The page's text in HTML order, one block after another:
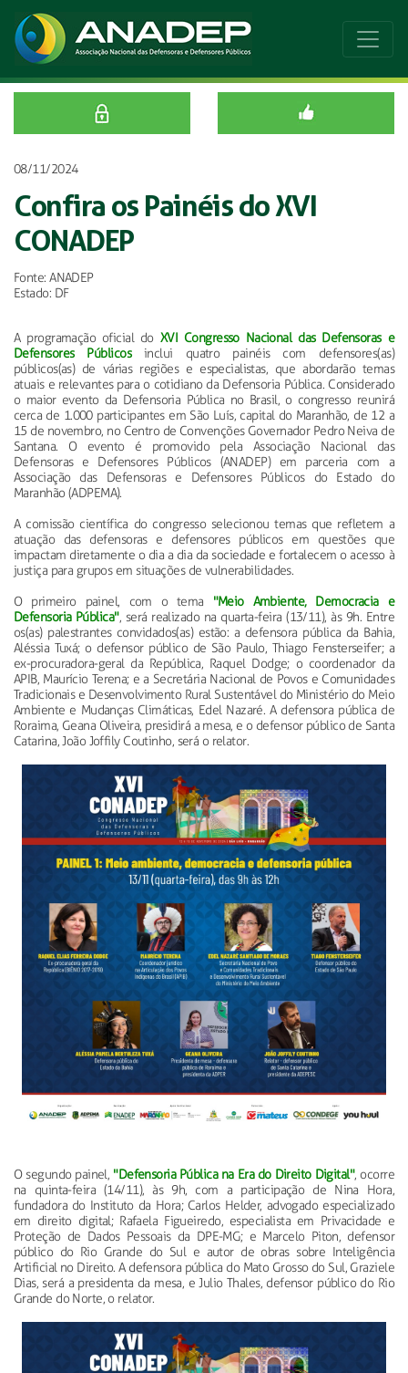
08/11/2024
Confira os Painéis do XVI
CONADEP
Fonte: ANADEP
Estado: DF
A programação oficial doXVI Congresso Nacional das Defensoras e
Defensores Públicosinclui quatro painéis com defensores(as)
públicos(as) de várias regiões e especialistas, que abordarão temas
atuais e relevantes para o cotidiano da Defensoria Pública. Considerado
o maior evento da Defensoria Pública no Brasil, o congresso reunirá
cerca de 1.000 participantes em São Luís, capital do Maranhão, de 12 a
15 de novembro, no Centro de Convenções Governador Pedro Neiva de
Santana. O evento é promovido pela Associação Nacional das
Defensoras e Defensores Públicos (ANADEP) em parceria com a
Associação das Defensoras e Defensores Públicos do Estado do
Maranhão (ADPEMA).
A comissão científica do congresso selecionou temas que refletem a
atuação das defensoras e defensores públicos em questões que
impactam diretamente o dia a dia da sociedade e fortalecem o acesso à
justiça para grupos em situações de vulnerabilidades.
O primeiro painel, com o tema "Meio Ambiente, Democracia e
Defensoria Pública", será realizado na quarta-feira (13/11), às 9h. Entre
os(as) palestrantes convidados(as) estão: a defensora pública da Bahia,
Aléssia Tuxá; o defensor público de São Paulo, Thiago Fensterseifer; a
ex-procuradora-geral da República, Raquel Dodge; o coordenador da
APIB, Maurício Terena; e a Secretária Nacional de Povos e Comunidades
Tradicionais e Desenvolvimento Rural Sustentável do Ministério do Meio
Ambiente e Mudanças Climáticas, Edel Nazaré. A defensora pública de
Roraima, Geana Oliveira, presidirá a mesa, e o defensor público de Santa
Catarina, João Joffily Coutinho, será o relator.
O segundo painel, "Defensoria Pública na Era do Direito Digital", ocorre
na quinta-feira (14/11), às 9h, com a participação de Nina Hora,
fundadora do Instituto da Hora; Carlos Helder, advogado especializado
em direito digital; Rafaela Figueiredo, especialista em Privacidade e
Proteção de Dados Pessoais da DPE-MG; e Marcelo Piton, defensor
público do Rio Grande do Sul e autor de obras sobre Inteligência
Artificial no Direito. A defensora pública do Mato Grosso do Sul, Graziele
Dias, será a presidenta da mesa, e Julio Thales, defensor público do Rio
Grande do Norte, o relator.